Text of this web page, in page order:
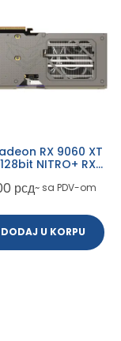
RX 9060 XT
NITRO+ RX
01-20G) grafička
рсд~ sa PDV-om
DODAJ U KORPU